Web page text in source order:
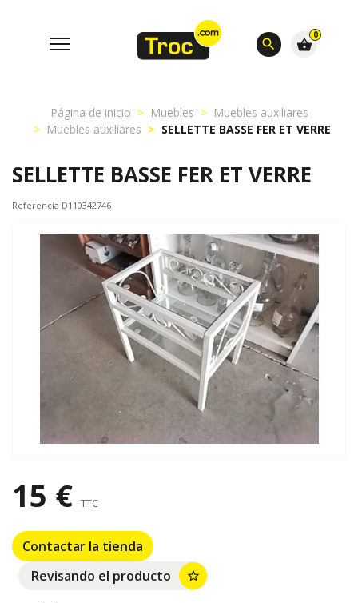
search
0
shopping_basket
Página de inicio Muebles
Muebles auxiliares
Muebles auxiliares
SELLETTE BASSE FER ET VERRE
SELLETTE BASSE FER ET VERRE
Referencia D110342746
15 € TTC
Contactar la tienda
Revisando el producto
star_border